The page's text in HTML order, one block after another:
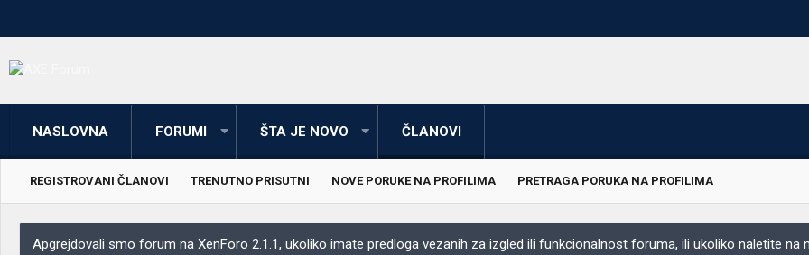
NASLOVNA FORUMI ŠTA JE NOVO ČLANOVI
REGISTROVANI ČLANOVI TRENUTNO PRISUTNI NOVE PORUKE NA PROFILIMA PRETRAGA PORUKA NA PROFILIMA
Apgrejdovali smo forum na XenForo 2.1.1, ukoliko imate predloga vezanih za izgled ili funkcionalnost foruma, ili ukoliko naletite na